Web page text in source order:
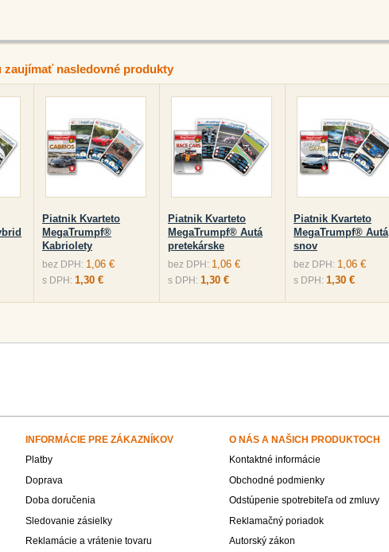
zaujímať nasledovné produkty
Piatnik Kvarteto
MegaTrumpf®
Kabriolety
bez DPH: 1,06 €
s DPH: 1,30 €
Piatnik Kvarteto
MegaTrumpf® Autá
pretekárske
bez DPH: 1,06 €
s DPH: 1,30 €
Piatnik Kvarteto
MegaTrumpf® Autá
snov
bez DPH: 1,06 €
s DPH: 1,30 €
INFORMÁCIE PRE ZÁKAZNÍKOV O NÁS A NAŠICH PRODUKTOCH
Platby
Kontaktné informácie
Doprava
Obchodné podmienky
Doba doručenia
Odstúpenie spotrebiteľa od zmluvy
Sledovanie zásielky
Reklamačný poriadok
Reklamácie a vrátenie tovaru Autorský zákon